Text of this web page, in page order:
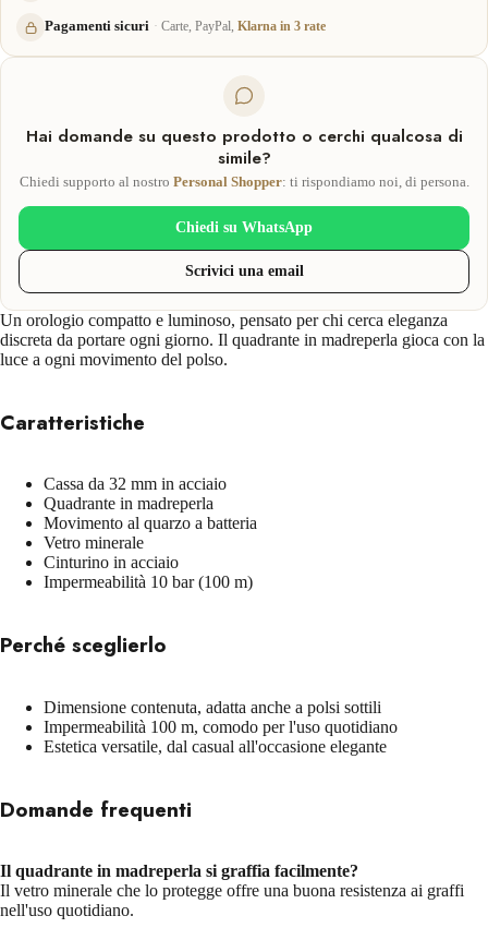
Pagamenti sicuri Carte, PayPal, Klarna in 3 rate
Hai domande su questo prodotto o cerchi qualcosa di
simile?
Chiedi supporto al nostro Personal Shopper: ti rispondiamo noi, di persona.
Chiedi su WhatsApp
Scrivici una email
Un orologio compatto e luminoso, pensato per chi cerca eleganza
discreta da portare ogni giorno. Il quadrante in madreperla gioca con la
luce a ogni movimento del polso.
Caratteristiche
Cassa da 32 mm in acciaio
Quadrante in madreperla
Movimento al quarzo a batteria
Vetro minerale
Cinturino in acciaio
Impermeabilità 10 bar (100 m)
Perché sceglierlo
Dimensione contenuta, adatta anche a polsi sottili
Impermeabilità 100 m, comodo per l'uso quotidiano
Estetica versatile, dal casual all'occasione elegante
Domande frequenti
Il quadrante in madreperla si graffia facilmente?
Il vetro minerale che lo protegge offre una buona resistenza ai graffi
nell'uso quotidiano.